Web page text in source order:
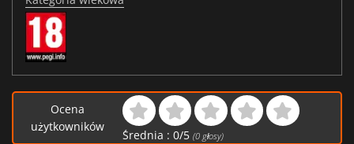
Ocena
użytkowników
Średnia : 0/5 (0głosy)